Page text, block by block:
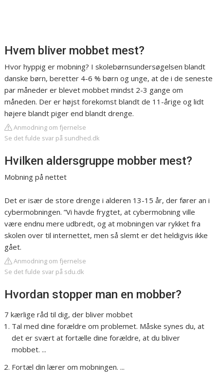
Hvem bliver mobbet mest?
Hvor hyppig er mobning? I skolebørnsundersøgelsen blandt
danske børn, beretter 4-6 % børn og unge, at de i de seneste
par måneder er blevet mobbet mindst 2-3 gange om
måneden. Der er højst forekomst blandt de 11-årige og lidt
højere blandt piger end blandt drenge.
Anmodning om fjernelse
Se det fulde svar på sundhed.dk
Hvilken aldersgruppe mobber mest?
Mobning på nettet
Det er især de store drenge i alderen 13-15 år, der fører an i
cybermobningen. ”Vi havde frygtet, at cybermobning ville
være endnu mere udbredt, og at mobningen var rykket fra
skolen over til internettet, men så slemt er det heldigvis ikke
gået.
Anmodning om fjernelse
Se det fulde svar på sdu.dk
Hvordan stopper man en mobber?
7 kærlige råd til dig, der bliver mobbet
Tal med dine forældre om problemet. Måske synes du, at
det er svært at fortælle dine forældre, at du bliver
mobbet. ...
Fortæl din lærer om mobningen. ...